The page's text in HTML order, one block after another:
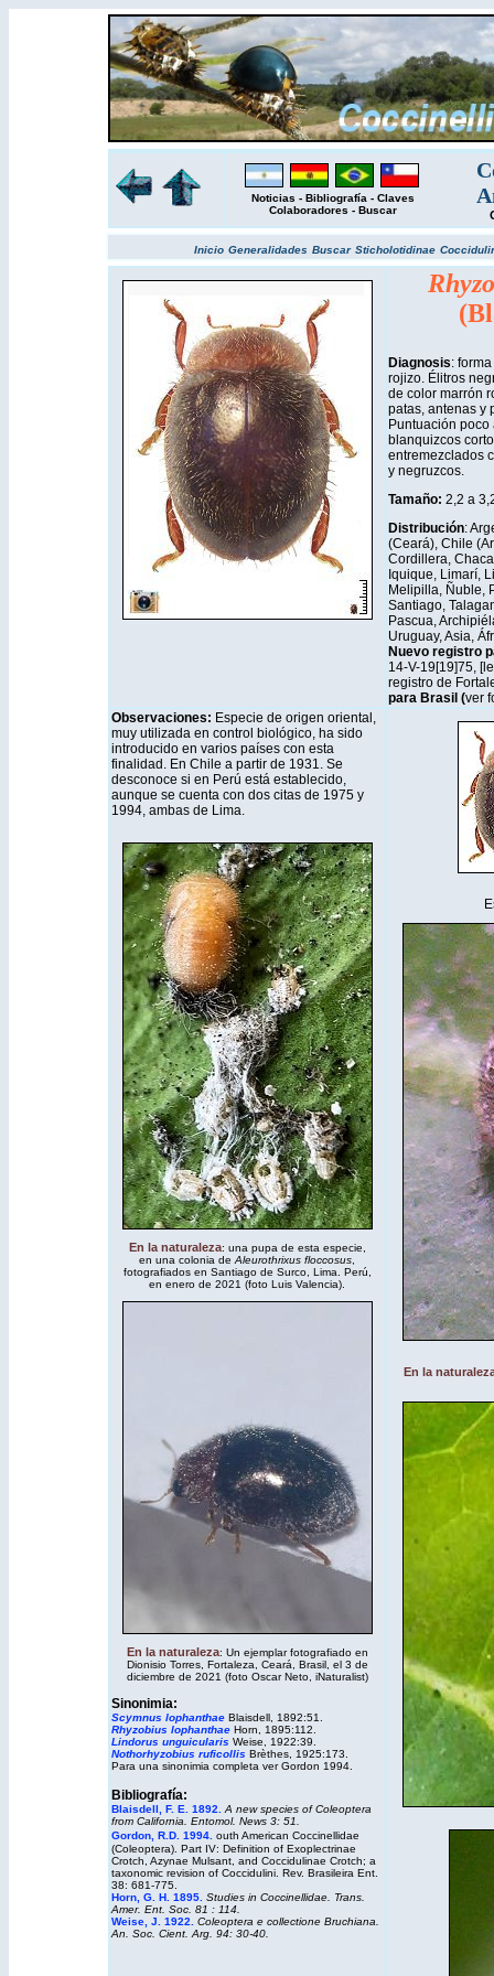
Noticias - Bibliografía - Claves
Colaboradores - Buscar
Inicio Generalidades Buscar Sticholotidinae
Diagnosis:
rojizo. Élitros
de color marrón
patas, antenas y
Puntuación
blanquizcos
entremezclados
y negruzcos.
Tamaño: 2,2 a
Distribución:
(Ceará), Chile
Cordillera,
Iquique, Limarí,
Melipilla, Ñuble,
Santiago,
Pascua,
Uruguay, Asia,
Nuevo registro
14-V-19[19]75,
registro de
para Brasil (ver
Observaciones: Especie de origen oriental,
muy utilizada en control biológico, ha sido
introducido en varios países con esta
finalidad. En Chile a partir de 1931. Se
desconoce si en Perú está establecido,
aunque se cuenta con dos citas de 1975 y
1994, ambas de Lima.
En la naturaleza: una pupa de esta especie,
en una colonia de Aleurothrixus floccosus
fotografiados en Santiago de Surco, Lima. Perú,
en enero de 2021 (foto Luis Valencia).
En la naturaleza: Un ejemplar fotografiado en
Dionisio Torres, Fortaleza, Ceará, Brasil, el 3 de
diciembre de 2021 (foto Oscar Neto, iNaturalist)
Sinonimia:
Scymnus lophanthae Blaisdell, 1892:51.
Rhyzobius lophanthae Horn, 1895:112.
Lindorus unguicularis Weise, 1922:39.
Nothorhyzobius ruficollis Brèthes, 1925:173.
Para una sinonimia completa ver Gordon 1994.
Bibliografía:
Blaisdell, F. E. 1892.
A new species of Coleoptera
from California. Entomol. News 3: 51.
Gordon, R.D. 1994. outh American Coccinellidae
(Coleoptera). Part IV: Definition of Exoplectrinae
Crotch, Azynae Mulsant, and Coccidulinae Crotch; a
taxonomic revision of Coccidulini. Rev. Brasileira Ent.
38: 681-775.
Horn, G. H. 1895. Studies in Coccinellidae. Trans.
Amer. Ent. Soc. 81 : 114.
Weise, J. 1922.
Coleoptera e collectione Bruchiana.
An. Soc. Cient. Arg. 94: 30-40.
En la